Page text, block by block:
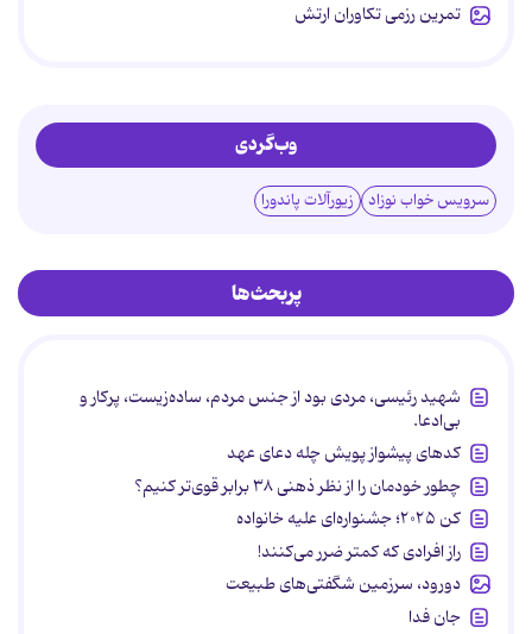
تمرین رزمی تکاوران ارتش
وب‌گردی
سرویس خواب نوزاد زیورآلات پاندورا
پربحث‌ها
شهید رئیسی، مردی بود از جنس مردم، ساده‌زیست، پرکار و
بی‌ادعا.
کدهای پیشواز پویش چله دعای عهد
چطور خودمان را از نظر ذهنی ۳۸ برابر قوی‌تر کنیم؟
کن ۲۰۲۵؛ جشنواره‌ای علیه خانواده
راز افرادی که کمتر ضرر می‌کنند!
دورود، سرزمین شگفتی‌های طبیعت
جان فدا